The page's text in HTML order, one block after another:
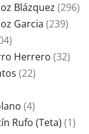
Blázquez (296)
Garcia (239)
Herrero (32)
(22)
(4)
Rufo (Teta) (1)